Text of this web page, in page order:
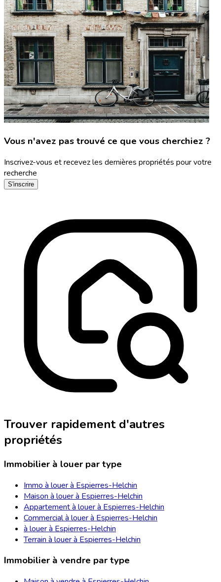
Vous n'avez pas trouvé ce que vous cherchiez ?
Inscrivez-vous et recevez les dernières propriétés pour votre
recherche
S'inscrire
Trouver rapidement d'autres
propriétés
Immobilier à louer par type
Immo à louer à Espierres-Helchin
Maison à louer à Espierres-Helchin
Appartement à louer à Espierres-Helchin
Commercial à louer à Espierres-Helchin
à louer à Espierres-Helchin
Terrain à louer à Espierres-Helchin
Immobilier à vendre par type